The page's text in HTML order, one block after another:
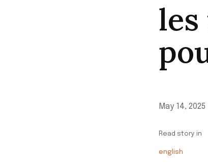
May 14, 2025
Read story in
english